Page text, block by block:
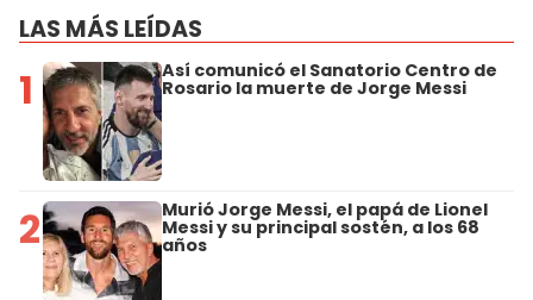
LAS MÁS LEÍDAS
1 Así comunicó el Sanatorio Centro de
Rosario la muerte de Jorge Messi
2 Murió Jorge Messi, el papá de Lionel
Messi y su principal sostén, a los 68
años